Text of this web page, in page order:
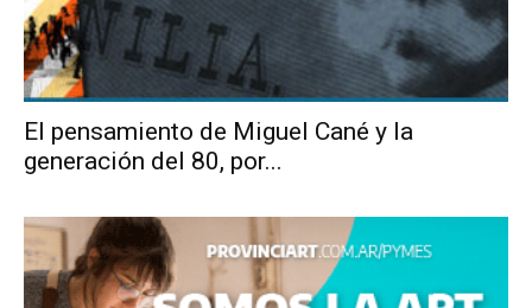
El pensamiento de Miguel Cané y la
generación del 80, por...